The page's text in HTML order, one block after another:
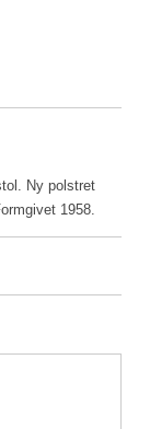
Ny polstret
1958.